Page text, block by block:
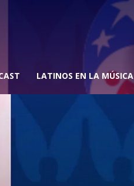
LATINOS EN LA MÚSICA